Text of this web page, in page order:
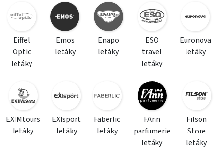
Eiffel
Optic
letáky
Emos
letáky
Enapo
letáky
ESO
travel
letáky
Euronova
letáky
EXIMtours
letáky
EXIsport
letáky
Faberlic
letáky
FAnn
parfumerie
letáky
Filson
Store
letáky